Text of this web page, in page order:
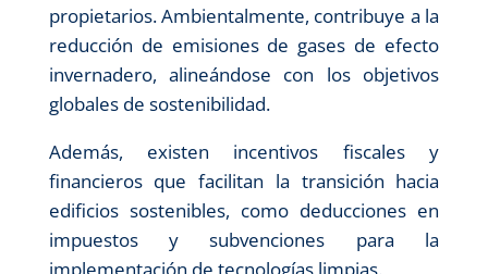
propietarios. Ambientalmente, contribuye a la
reducción de emisiones de gases de efecto
invernadero, alineándose con los objetivos
globales de sostenibilidad.
Además, existen incentivos fiscales y
financieros que facilitan la transición hacia
edificios sostenibles, como deducciones en
impuestos y subvenciones para la